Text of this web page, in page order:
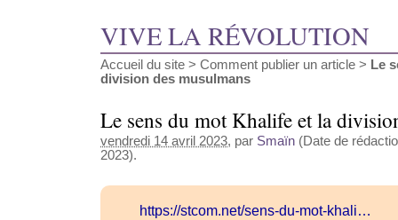
VIVE LA RÉVOLUTION
Accueil du site > Comment publier un article > Le
division des musulmans
Le sens du mot Khalife et la
vendredi 14 avril 2023, par Smaïn (Date de
2023).
https://stcom.net/sens-du-mot-khali…